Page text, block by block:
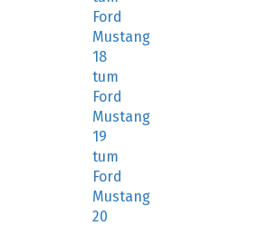
Ford
Mustang
18
tum
Ford
Mustang
19
tum
Ford
Mustang
20